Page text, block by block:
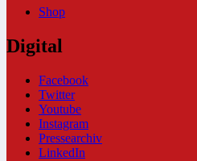
Shop
Digital
Facebook
Twitter
Youtube
Instagram
Pressearchiv
LinkedIn